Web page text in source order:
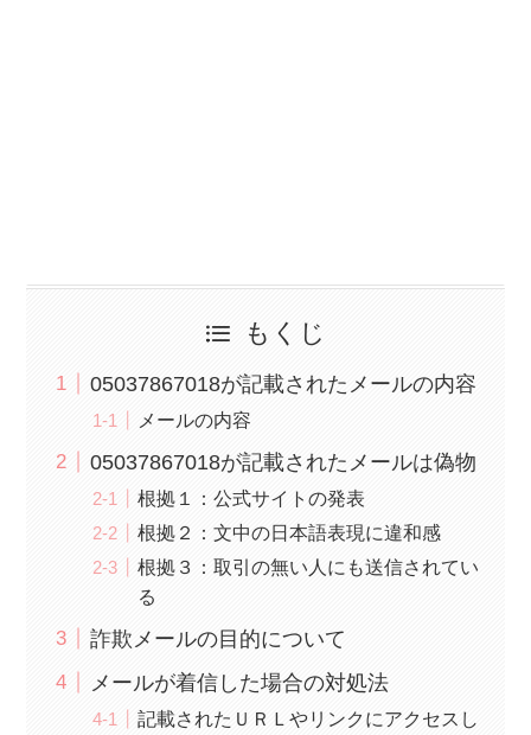
もくじ
05037867018が記載されたメールの内容
メールの内容
05037867018が記載されたメールは偽物
根拠１：公式サイトの発表
根拠２：文中の日本語表現に違和感
根拠３：取引の無い人にも送信されてい
る
詐欺メールの目的について
メールが着信した場合の対処法
記載されたＵＲＬやリンクにアクセスし